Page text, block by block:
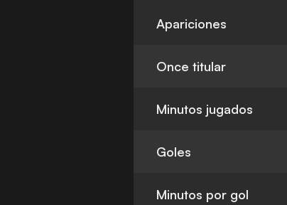
Apariciones
Once titular
Minutos jugados
Goles
Minutos por gol